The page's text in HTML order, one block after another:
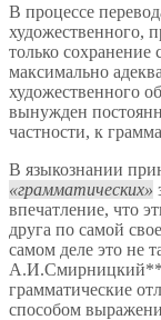
В процессе
художественного,
только сохранение
максимально
художественного
вынужден
частности, к
В языкознании
грамматических
впечатление, что
друга по самой
самом деле это не
грамматические
способом